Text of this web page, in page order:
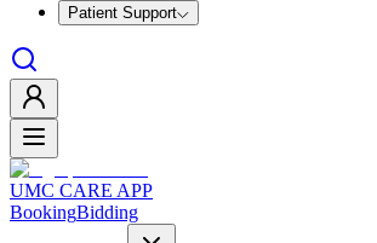
Patient Support
UMC CARE APP
BookingBidding